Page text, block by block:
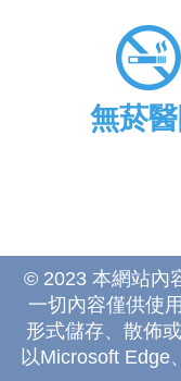
無菸
© 2023 本網站內
一切內容僅供使
形式儲存、散佈
以Microsoft Edge